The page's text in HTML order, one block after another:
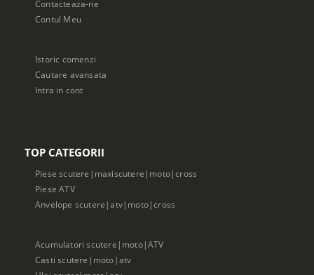
Contacteaza-ne
Contul Meu
Istoric comenzi
Cautare avansata
Intra in cont
TOP CATEGORII
Piese scutere|maxiscutere|moto|cross
Piese ATV
Anvelope scutere|atv|moto|cross
Acumulatori scutere|moto|ATV
Casti scutere|moto|atv